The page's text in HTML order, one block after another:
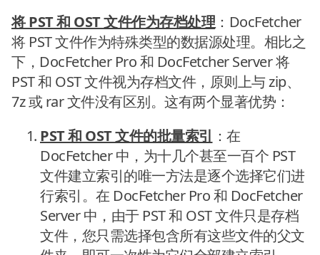
将 PST 和 OST 文件作为存档处理：DocFetcher
将 PST 文件作为特殊类型的数据源处理。相比之
下，DocFetcher Pro 和 DocFetcher Server 将
PST 和 OST 文件视为存档文件，原则上与 zip、
7z 或 rar 文件没有区别。这有两个显著优势：
PST 和 OST 文件的批量索引 ：在
DocFetcher 中，为十几个甚至一百个 PST
文件建立索引的唯一方法是逐个选择它们进
行索引。在 DocFetcher Pro 和 DocFetcher
Server 中，由于 PST 和 OST 文件只是存档
文件，您只需选择包含所有这些文件的父文